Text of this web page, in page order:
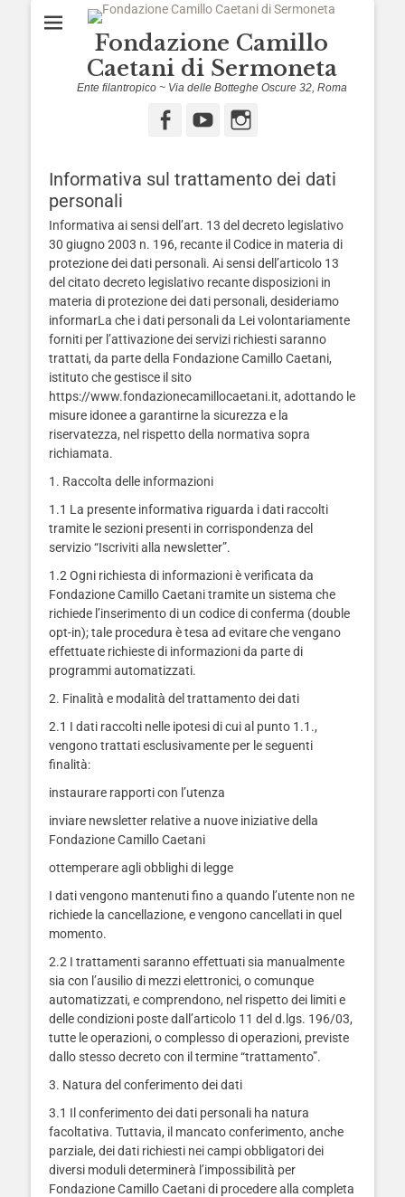
Fondazione Camillo
Caetani di Sermoneta
Ente filantropico ~ Via delle Botteghe Oscure 32, Roma
Facebook
YouTubeInstagram
Informativa sul trattamento dei dati
personali
Informativa ai sensi dell’art. 13 del decreto legislativo
30 giugno 2003 n. 196, recante il Codice in materia di
protezione dei dati personali. Ai sensi dell’articolo 13
del citato decreto legislativo recante disposizioni in
materia di protezione dei dati personali, desideriamo
informarLa che i dati personali da Lei volontariamente
forniti per l’attivazione dei servizi richiesti saranno
trattati, da parte della Fondazione Camillo Caetani,
istituto che gestisce il sito
https://www.fondazionecamillocaetani.it, adottando le
misure idonee a garantirne la sicurezza e la
riservatezza, nel rispetto della normativa sopra
richiamata.
1. Raccolta delle informazioni
1.1 La presente informativa riguarda i dati raccolti
tramite le sezioni presenti in corrispondenza del
servizio “Iscriviti alla newsletter”.
1.2 Ogni richiesta di informazioni è verificata da
Fondazione Camillo Caetani tramite un sistema che
richiede l’inserimento di un codice di conferma (double
opt-in); tale procedura è tesa ad evitare che vengano
effettuate richieste di informazioni da parte di
programmi automatizzati.
2. Finalità e modalità del trattamento dei dati
2.1 I dati raccolti nelle ipotesi di cui al punto 1.1.,
vengono trattati esclusivamente per le seguenti
finalità:
instaurare rapporti con l’utenza
inviare newsletter relative a nuove iniziative della
Fondazione Camillo Caetani
ottemperare agli obblighi di legge
I dati vengono mantenuti fino a quando l’utente non ne
richiede la cancellazione, e vengono cancellati in quel
momento.
2.2 I trattamenti saranno effettuati sia manualmente
sia con l’ausilio di mezzi elettronici, o comunque
automatizzati, e comprendono, nel rispetto dei limiti e
delle condizioni poste dall’articolo 11 del d.lgs. 196/03,
tutte le operazioni, o complesso di operazioni, previste
dallo stesso decreto con il termine “trattamento”.
3. Natura del conferimento dei dati
3.1 Il conferimento dei dati personali ha natura
facoltativa. Tuttavia, il mancato conferimento, anche
parziale, dei dati richiesti nei campi obbligatori dei
diversi moduli determinerà l’impossibilità per
Fondazione Camillo Caetani di procedere alla completa